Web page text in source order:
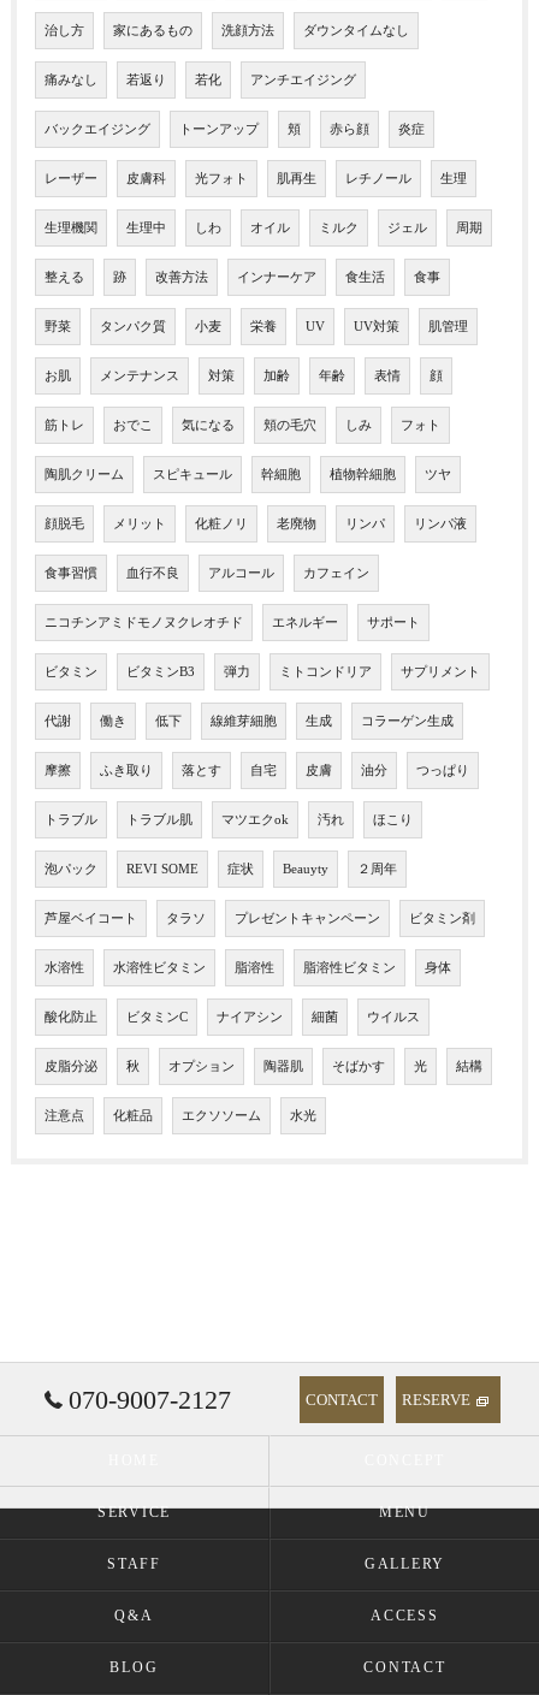
治し方 家にあるもの 洗顔方法 ダウンタイムなし
痛みなし 若返り 若化 アンチエイジング
バックエイジング トーンアップ 頬 赤ら顔 炎症
レーザー 皮膚科 光フォト 肌再生 レチノール 生理
生理機関 生理中 しわ オイル ミルク ジェル 周期
整える 跡 改善方法 インナーケア 食生活 食事
野菜 タンパク質 小麦 栄養 UV UV対策 肌管理
お肌 メンテナンス 対策 加齢 年齢 表情 顔
筋トレ おでこ 気になる 頬の毛穴 しみ フォト
陶肌クリーム スピキュール 幹細胞 植物幹細胞 ツヤ
顔脱毛 メリット 化粧ノリ 老廃物 リンパ リンパ液
食事習慣 血行不良 アルコール カフェイン
ニコチンアミドモノヌクレオチド エネルギー サポート
ビタミン ビタミンB3 弾力 ミトコンドリア サプリメント
代謝 働き 低下 線維芽細胞 生成 コラーゲン生成
摩擦 ふき取り 落とす 自宅 皮膚 油分 つっぱり
トラブル トラブル肌 マツエクok 汚れ ほこり
泡パック REVI SOME 症状 Beauyty ２周年
芦屋ベイコート タラソ プレゼントキャンペーン ビタミン剤
水溶性 水溶性ビタミン 脂溶性 脂溶性ビタミン 身体
酸化防止 ビタミンC ナイアシン 細菌 ウイルス
皮脂分泌 秋 オプション 陶器肌 そばかす 光 結構
注意点 化粧品 エクソソーム 水光
070-9007-2127 CONTACT RESERVE
SERVICE MENU
STAFF GALLERY
Q&A ACCESS
BLOG CONTACT